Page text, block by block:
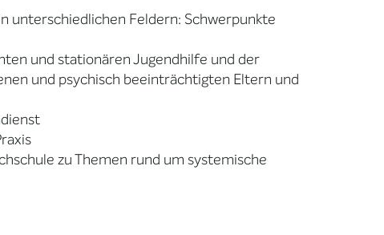
unterschiedlichen Feldern: Schwerpunkte
und stationären Jugendhilfe und der
und psychisch beeinträchtigten Eltern und
zu Themen rund um systemische